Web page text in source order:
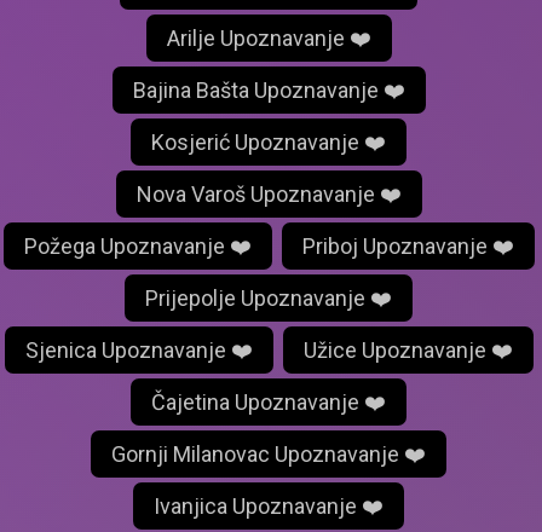
Arilje Upoznavanje ❤️
Bajina Bašta Upoznavanje ❤️
Kosjerić Upoznavanje ❤️
Nova Varoš Upoznavanje ❤️
Požega Upoznavanje ❤️ Priboj Upoznavanje ❤️
Prijepolje Upoznavanje ❤️
Sjenica Upoznavanje ❤️ Užice Upoznavanje ❤️
Čajetina Upoznavanje ❤️
Gornji Milanovac Upoznavanje ❤️
Ivanjica Upoznavanje ❤️